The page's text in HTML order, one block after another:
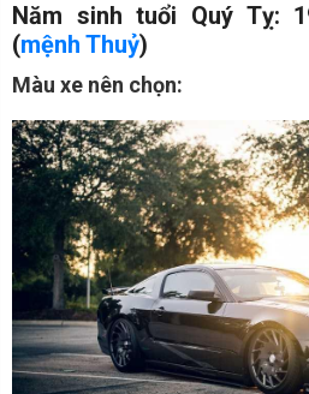
Năm sinh tuổi Quý Tỵ:
(mệnh Thuỷ)
Màu xe nên chọn: